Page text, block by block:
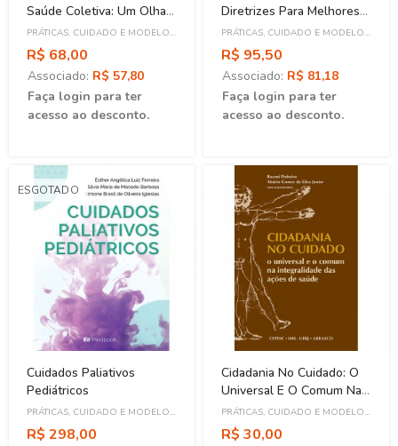
Saúde Coletiva: Um Olhar
Para A
Interprofissionalidade E
Multiprofissionalidade
PRÁTICAS, CUIDADO E MODELO
ASSISTENCIAL
R$ 68,00
Associado: R$ 57,80
Faça login para ter
acesso ao desconto.
ESGOTADO
Cuidados Paliativos
Pediátricos
PRÁTICAS, CUIDADO E MODELO
ASSISTENCIAL
R$ 298,00
Diretrizes Para Melhores
Práticas
PRÁTICAS, CUIDADO E MODELO
ASSISTENCIAL
R$ 95,50
Associado: R$ 81,18
Faça login para ter
acesso ao desconto.
Cidadania No Cuidado: O
Universal E O Comum Na
Integralidade Das Ações
De Saúde
PRÁTICAS, CUIDADO E MODELO
ASSISTENCIAL
R$ 30,00